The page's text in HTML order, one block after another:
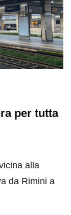
per tutta
alla
da Rimini a